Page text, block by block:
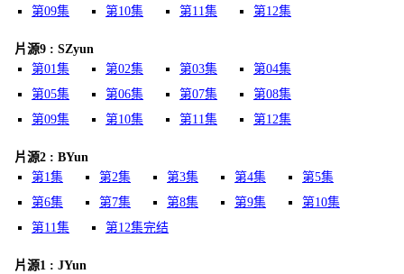
第09集
第10集 第11集 第12集
片源9 : SZyun
第01集
第02集 第03集
第04集
第05集
第06集 第07集
第08集
第09集
第10集 第11集 第12集
片源2 : BYun
第1集
第2集 第3集 第4集
第5集
第6集
第7集 第8集 第9集
第10集
第11集
第12集完结
片源1 : JYun